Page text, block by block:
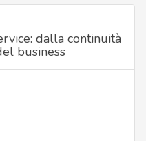
dalla continuità
business